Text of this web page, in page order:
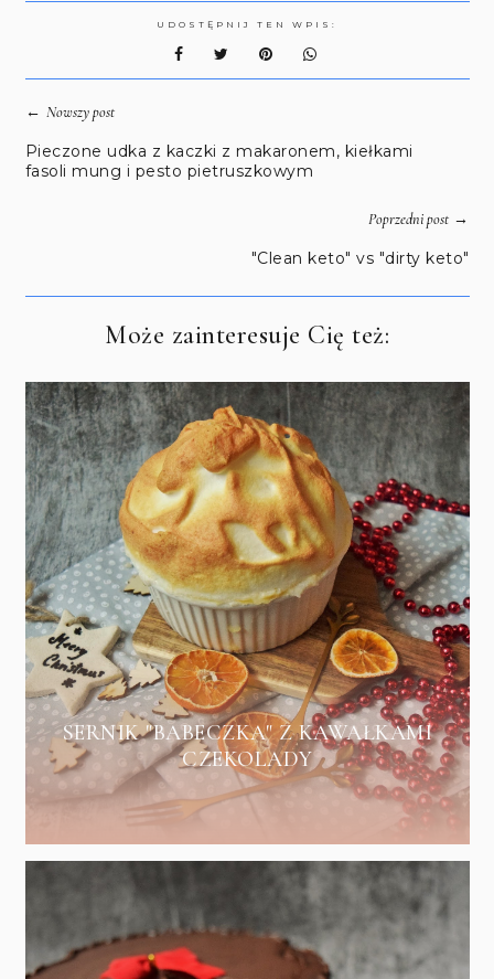
UDOSTĘPNIJ TEN WPIS:
← Nowszy post
Pieczone udka z kaczki z makaronem, kiełkami
fasoli mung i pesto pietruszkowym
Poprzedni post→
"Clean keto" vs "dirty keto"
Może zainteresuje Cię też:
SERNIK "BABECZKA" Z KAWAŁKAMI
CZEKOLADY